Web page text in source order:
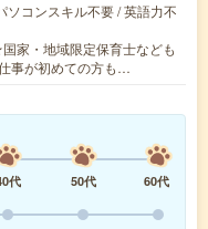
ソコンスキル不要 / 英語力不
家・地域限定保育士なども
事が初めての方も…
代 50代
60代